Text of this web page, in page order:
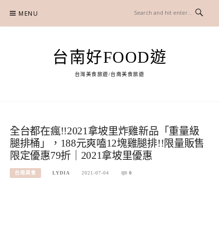
content
MENU
台南好FOOD遊
台灣美食旅遊/台南美食旅遊
全台都在瘋!!2021拿坡里炸雞新品「重量級
腿排桶」，188元爽嗑12塊雞腿排!!限量販售
限定優惠79折｜2021拿坡里優惠
台南美食 LYDIA 2021-07-04 0